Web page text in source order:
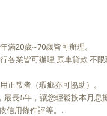
滿20歲~70歲皆可辦理。
各業皆可辦理 原車貸款 不
正常者（瑕疵亦可協助）。
長5年，讓您輕鬆按本月息
信用條件評等。.